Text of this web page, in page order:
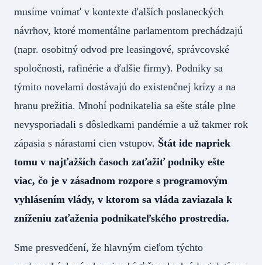
musíme vnímať v kontexte ďalších poslaneckých
návrhov, ktoré momentálne parlamentom prechádzajú
(napr. osobitný odvod pre leasingové, správcovské
spoločnosti, rafinérie a ďalšie firmy). Podniky sa
týmito novelami dostávajú do existenčnej krízy a na
hranu prežitia. Mnohí podnikatelia sa ešte stále plne
nevysporiadali s dôsledkami pandémie a už takmer rok
zápasia s nárastami cien vstupov. Štát ide napriek
tomu v najťažších časoch zaťažiť podniky ešte
viac, čo je v zásadnom rozpore s programovým
vyhlásením vlády, v ktorom sa vláda zaviazala k
zníženiu zaťaženia podnikateľského prostredia.
Sme presvedčení, že hlavným cieľom týchto